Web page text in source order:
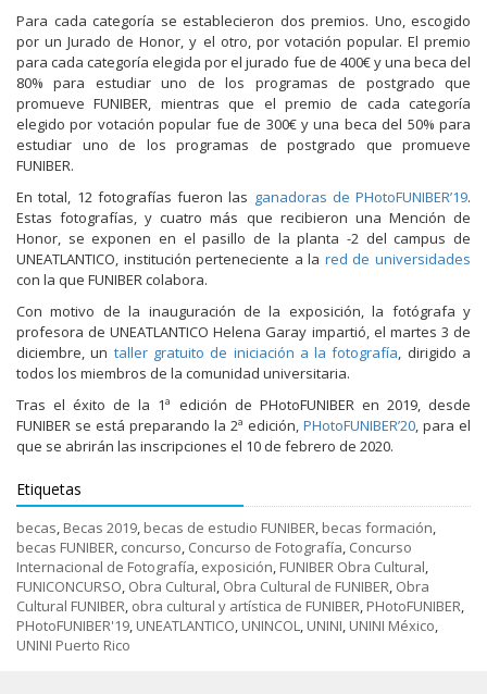
Para cada categoría se establecieron dos premios. Uno, escogido
por un Jurado de Honor, y el otro, por votación popular. El premio
para cada categoría elegida por el jurado fue de 400€ y una beca del
80% para estudiar uno de los programas de postgrado que
promueve FUNIBER, mientras que el premio de cada categoría
elegido por votación popular fue de 300€ y una beca del 50% para
estudiar uno de los programas de postgrado que promueve
FUNIBER.
En total, 12 fotografías fueron las ganadoras de PHotoFUNIBER’19.
Estas fotografías, y cuatro más que recibieron una Mención de
Honor, se exponen en el pasillo de la planta -2 del campus de
UNEATLANTICO, institución perteneciente a la red de universidades
con la que FUNIBER colabora.
Con motivo de la inauguración de la exposición, la fotógrafa y
profesora de UNEATLANTICO Helena Garay impartió, el martes 3 de
diciembre, un taller gratuito de iniciación a la fotografía , dirigido a
todos los miembros de la comunidad universitaria.
Tras el éxito de la 1ª edición de PHotoFUNIBER en 2019, desde
FUNIBER se está preparando la 2ª edición, PHotoFUNIBER’20 , para el
que se abrirán las inscripciones el 10 de febrero de 2020.
Etiquetas
becas Becas 2019 becas de estudio FUNIBER becas formación
becas FUNIBER concurso Concurso de Fotografía Concurso
Internacional de Fotografía exposición FUNIBER Obra Cultural
FUNICONCURSO Obra Cultural Obra Cultural de FUNIBER Obra
Cultural FUNIBER obra cultural y artística de FUNIBER PHotoFUNIBER
PHotoFUNIBER'19 UNEATLANTICO UNINCOL UNINI UNINI México
UNINI Puerto Rico